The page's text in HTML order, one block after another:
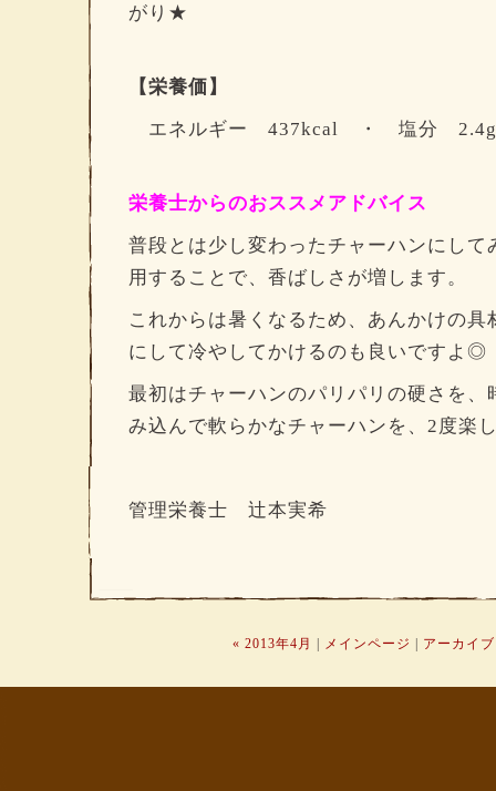
がり★
【栄養価】
エネルギー 437kcal ・ 塩分 2.4g
栄養士からのおススメアドバイス
普段とは少し変わったチャーハンにして
用することで、香ばしさが増します。
これからは暑くなるため、あんかけの
にして冷やしてかけるのも良いですよ◎
最初はチャーハンのパリパリの硬さを、
み込んで軟らかなチャーハンを、2度楽
管理栄養士 辻本実希
« 2013年4月 メインページ アーカイブ